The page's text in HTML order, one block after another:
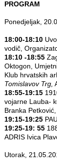
PROGRAM
Ponedjeljak,
18:00-18:10
vodič,
18:10 -18:55
Oktogon,
Klub hrvatskih
Tomislavov Trg,
18:55-19:15
vojarne Lauba-
Branka
19:15-19:25
19:25-19: 55
ADRIS Ivica
Utorak,